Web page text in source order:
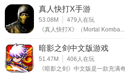
1. 实时战斗系统：玩家可以实时与
真实的战斗刺激。
2. 多人合作模式：支持双人合作
伙伴一起并肩作战，体验协同作战
3. 社交互动功能：玩家可以加入
真人快打X手游
53.08M 479 人在玩
《真人快打X》（Mortal Komba...
暗影之剑中文版游戏
51.47M 406 人在玩
《暗影之剑》中文版是一款充满